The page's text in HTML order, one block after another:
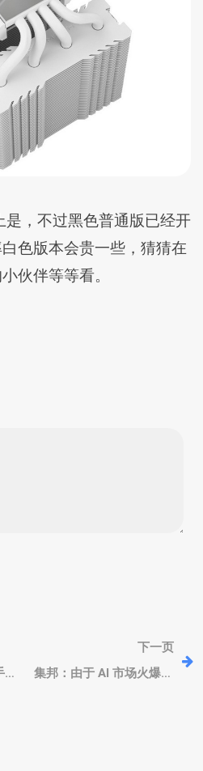
是，不过黑色普通版已经开
白色版本会贵一些，猜猜在
伙伴等等看。
下一页
集邦：由于 AI 市场火爆，